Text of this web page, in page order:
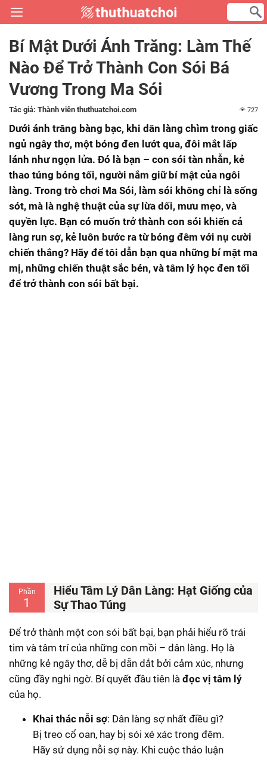
Bí Mật Dưới Ánh Trăng: Làm Thế
Nào Để Trở Thành Con Sói Bá
Vương Trong Ma Sói
Tác giả: Thành viên thuthuatchoi.com 727
Dưới ánh trăng bàng bạc, khi dân làng chìm trong giấc
ngủ ngây thơ, một bóng đen lướt qua, đôi mắt lấp
lánh như ngọn lửa. Đó là bạn – con sói tàn nhẫn, kẻ
thao túng bóng tối, người nắm giữ bí mật của ngôi
làng. Trong trò chơi Ma Sói, làm sói không chỉ là sống
sót, mà là nghệ thuật của sự lừa dối, mưu mẹo, và
quyền lực. Bạn có muốn trở thành con sói khiến cả
làng run sợ, kẻ luôn bước ra từ bóng đêm với nụ cười
chiến thắng? Hãy để tôi dẫn bạn qua những bí mật ma
mị, những chiến thuật sắc bén, và tâm lý học đen tối
để trở thành con sói bất bại.
Phần
1
Hiểu Tâm Lý Dân Làng: Hạt Giống của
Sự Thao Túng
Để trở thành một con sói bất bại, bạn phải hiểu rõ trái
tim và tâm trí của những con mồi – dân làng. Họ là
những kẻ ngây thơ, dễ bị dẫn dắt bởi cảm xúc, nhưng
cũng đầy nghi ngờ. Bí quyết đầu tiên là đọc vị tâm lý
của họ.
Khai thác nỗi sợ: Dân làng sợ nhất điều gì?
Bị treo cổ oan, hay bị sói xé xác trong đêm.
Hãy sử dụng nỗi sợ này. Khi cuộc thảo luận